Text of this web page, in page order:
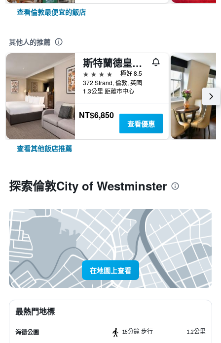
查看倫敦最便宜的飯店
其他人的推薦
斯特蘭德皇宫飯店
4星級
極好 8.5
372 Strand, 倫敦, 英國
1.3公里 距離市中心
NT$6,850
查看優惠
查看其他飯店推薦
探索倫敦City of Westminster
在地圖上查看
最熱門地標
海德公園 15分鐘 步行 1.2公里